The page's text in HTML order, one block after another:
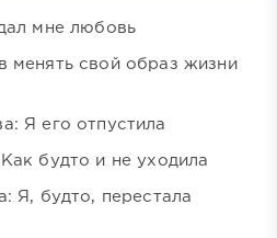
мне любовь
менять свой образ жизни
Я его отпустила
будто и не уходила
Я, будто, перестала